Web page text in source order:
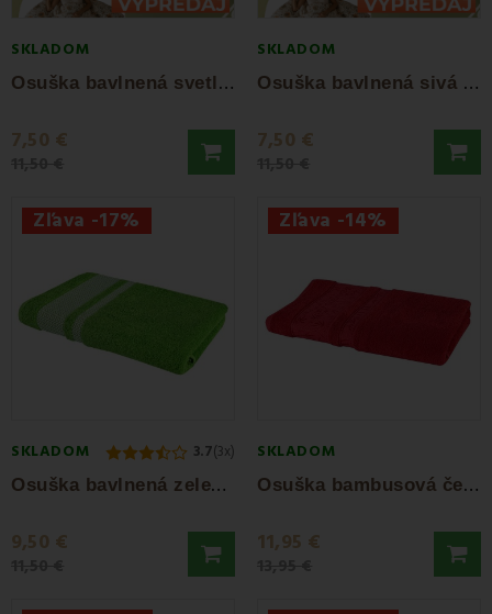
SKLADOM
O
suška bavlnená svetlosivá 70x140 cm Bella...
7,50 €
SKLADOM
O
suška bavlnená sivá 70x140 cm Bella EMI
7,50 €
Zľava -17%
SKLADOM 3.7(3x)
O
suška bavlnená zelená 70x140 cm Ates EMI
9,50 €
Zľava -14%
SKLADOM
O
suška bambusová červená 70 x 140 cm EMI
11,95 €